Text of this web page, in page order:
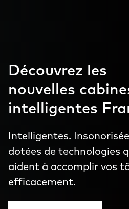
Découvrez les
nouvelles
intelligentes
Intelligentes.
dotées de technologies
aident à accomplir vos
efficacement.